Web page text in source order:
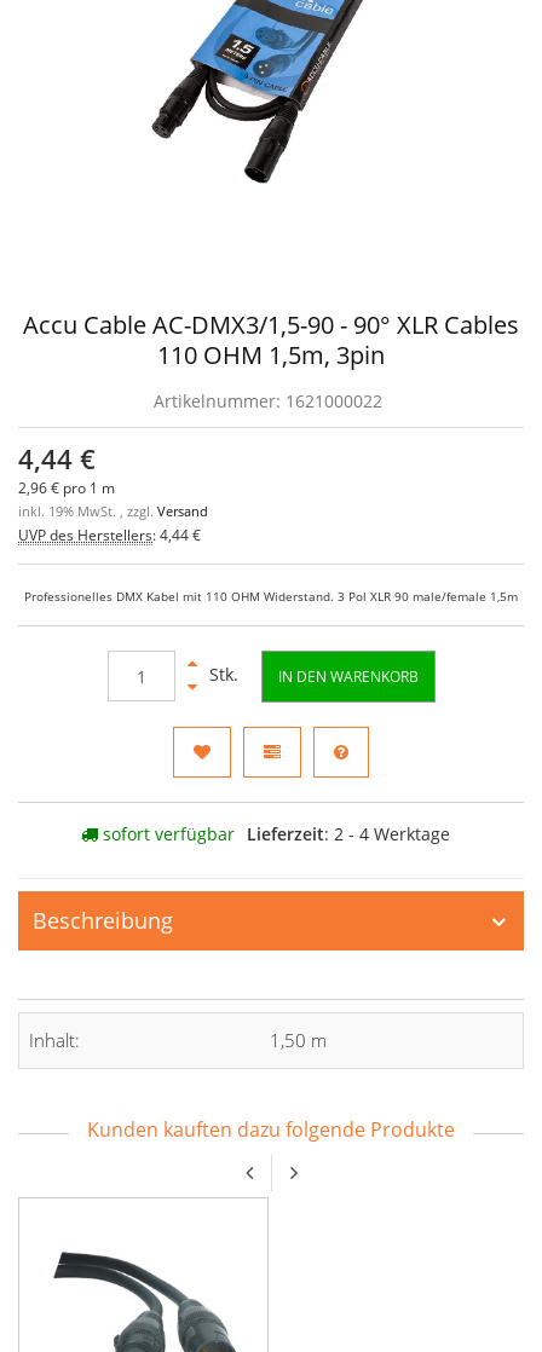
Accu Cable AC-DMX3/1,5-90 - 90° XLR Cables
110 OHM 1,5m, 3pin
Artikelnummer: 1621000022
4,44 €
2,96 € pro 1 m
inkl. 19% MwSt. , zzgl. Versand
UVP des Herstellers:4,44 €
Professionelles DMX Kabel mit 110 OHM Widerstand. 3 Pol XLR 90 male/female 1,5m
Stk. IN DEN WARENKORB
sofort verfügbar Lieferzeit: 2 - 4 Werktage
Beschreibung
Inhalt: 1,50 m
Kunden kauften dazu folgende Produkte